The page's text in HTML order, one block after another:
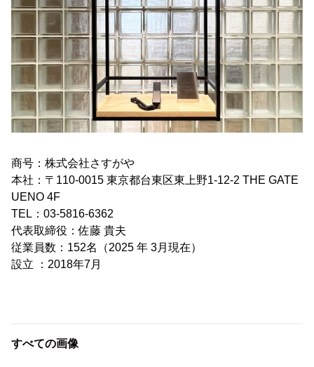
商号：株式会社さすがや
本社：〒110-0015 東京都台東区東上野1-12-2 THE GATE
UENO 4F
TEL：03-5816-6362
代表取締役：佐藤 貴夫
従業員数：152名（2025 年 3月現在）
設立 ：2018年7月
すべての画像